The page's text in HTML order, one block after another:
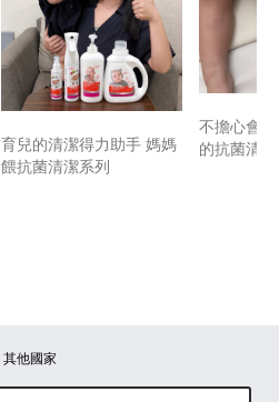
育兒的清潔得力助手 媽媽
餵抗菌清潔系列
不擔心會
的抗菌清
其他國家